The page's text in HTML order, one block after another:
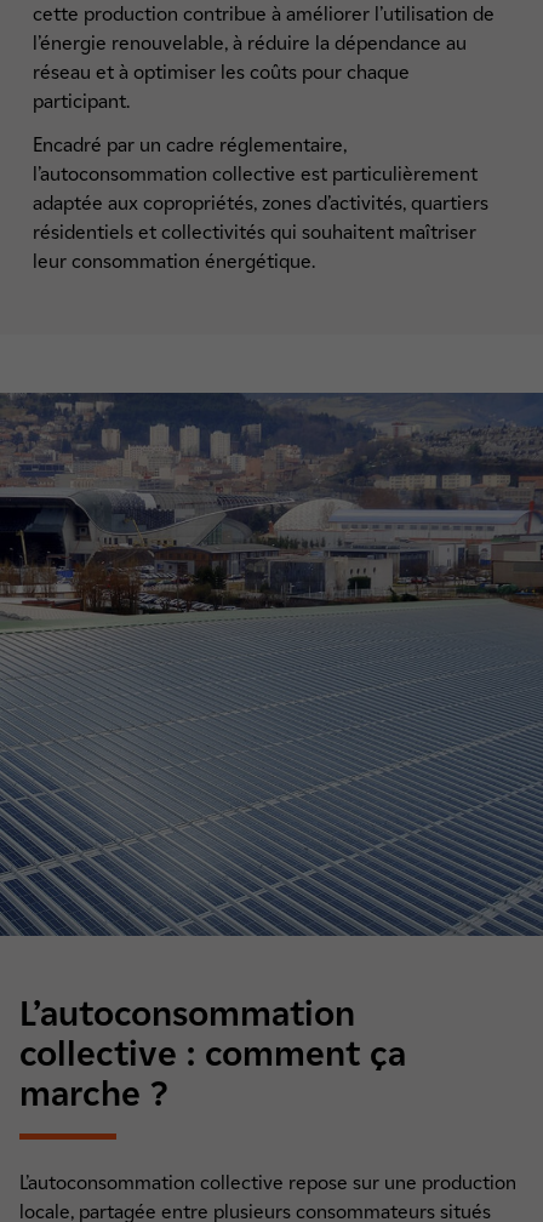
cette production contribue à améliorer l’utilisation de
l’énergie renouvelable, à réduire la dépendance au
réseau et à optimiser les coûts pour chaque
participant.
Encadré par un cadre réglementaire,
l’autoconsommation collective est particulièrement
adaptée aux copropriétés, zones d’activités, quartiers
résidentiels et collectivités qui souhaitent maîtriser
leur consommation énergétique.
L’autoconsommation
collective : comment ça
marche ?
L’autoconsommation collective repose sur une production
locale, partagée entre plusieurs consommateurs situés